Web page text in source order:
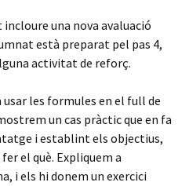
una nova avaluació
està preparat pel pas 4,
activitat de reforç.
usar les formules en el full de
un cas pràctic que en fa
i establint els objectius,
el què. Expliquem a
i els hi donem un exercici